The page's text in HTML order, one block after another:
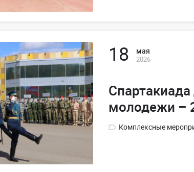
18 мая
2026
молодежи –
Комплексные